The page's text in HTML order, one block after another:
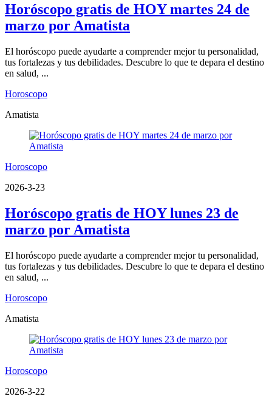
Horóscopo gratis de HOY martes 24 de
marzo por Amatista
El horóscopo puede ayudarte a comprender mejor tu personalidad,
tus fortalezas y tus debilidades. Descubre lo que te depara el destino
en salud, ...
Horoscopo
Amatista
Horoscopo
2026-3-23
Horóscopo gratis de HOY lunes 23 de
marzo por Amatista
El horóscopo puede ayudarte a comprender mejor tu personalidad,
tus fortalezas y tus debilidades. Descubre lo que te depara el destino
en salud, ...
Horoscopo
Amatista
Horoscopo
2026-3-22